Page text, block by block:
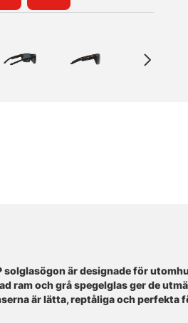
solglasögon är designade för
ram och grå spegelglas ger de
är lätta, reptåliga och perfekta